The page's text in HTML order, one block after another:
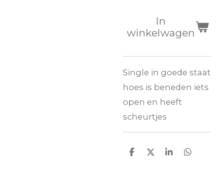
In
winkelwagen
Single in goede staat
hoes is beneden iets
open en heeft
scheurtjes
D
D
S
D